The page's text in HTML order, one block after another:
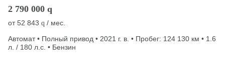
2 790 000 q
от52 843 q / мес.
Автомат • Полный привод • 2021 г. в. • Пробег: 124 130 км • 1.6
л. / 180 л.с. • Бензин